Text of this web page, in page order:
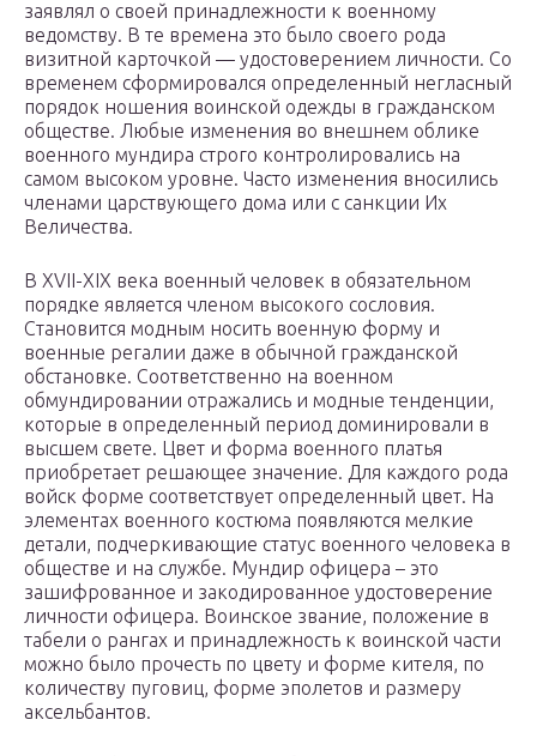
заявлял о своей принадлежности к военному
ведомству. В те времена это было своего рода
визитной карточкой — удостоверением личности. Со
временем сформировался определенный негласный
порядок ношения воинской одежды в гражданском
обществе. Любые изменения во внешнем облике
военного мундира строго контролировались на
самом высоком уровне. Часто изменения вносились
членами царствующего дома или с санкции Их
Величества.
В XVII-XIX века военный человек в обязательном
порядке является членом высокого сословия.
Становится модным носить военную форму и
военные регалии даже в обычной гражданской
обстановке. Соответственно на военном
обмундировании отражались и модные тенденции,
которые в определенный период доминировали в
высшем свете. Цвет и форма военного платья
приобретает решающее значение. Для каждого рода
войск форме соответствует определенный цвет. На
элементах военного костюма появляются мелкие
детали, подчеркивающие статус военного человека в
обществе и на службе. Мундир офицера – это
зашифрованное и закодированное удостоверение
личности офицера. Воинское звание, положение в
табели о рангах и принадлежность к воинской части
можно было прочесть по цвету и форме кителя, по
количеству пуговиц, форме эполетов и размеру
аксельбантов.